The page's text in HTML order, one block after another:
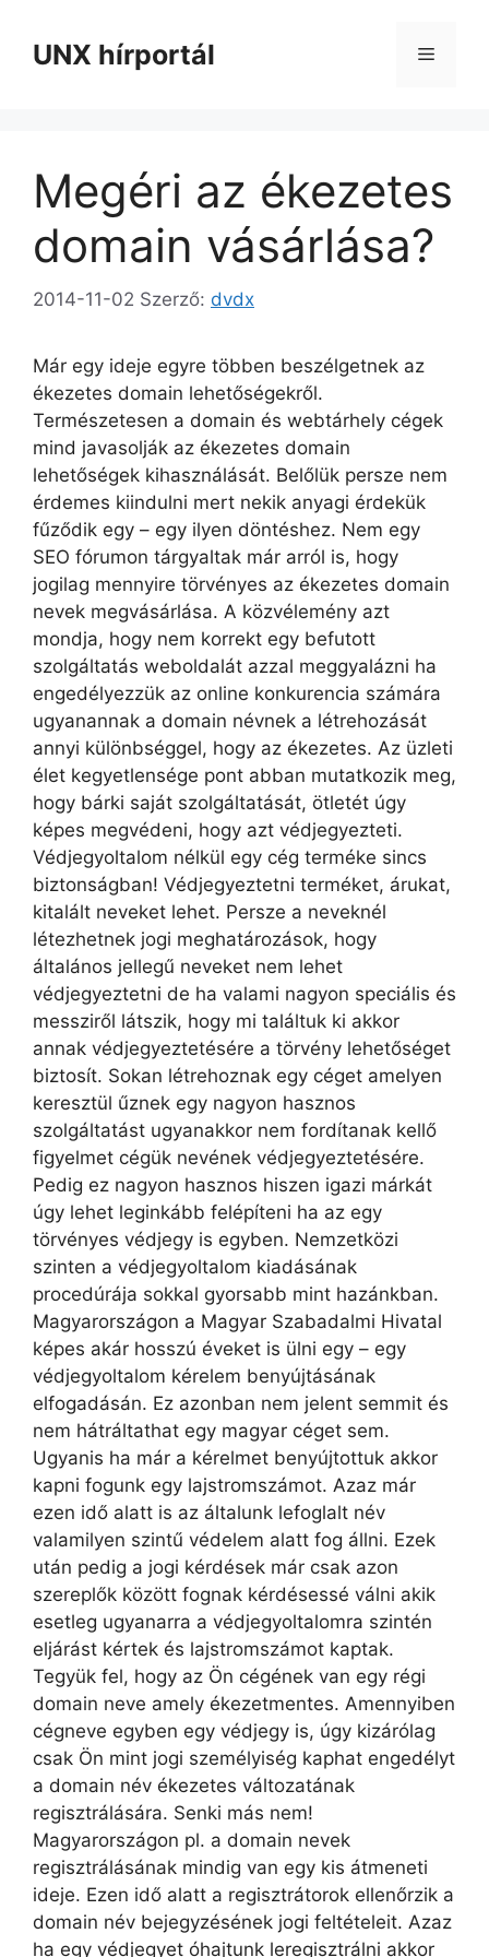
tartalomba
UNX hírportál Menü
Megéri az ékezetes
domain vásárlása?
2014-11-02 Szerző: dvdx
Már egy ideje egyre többen beszélgetnek az
ékezetes domain lehetőségekről.
Természetesen a domain és webtárhely cégek
mind javasolják az ékezetes domain
lehetőségek kihasználását. Belőlük persze nem
érdemes kiindulni mert nekik anyagi érdekük
fűződik egy – egy ilyen döntéshez. Nem egy
SEO fórumon tárgyaltak már arról is, hogy
jogilag mennyire törvényes az ékezetes domain
nevek megvásárlása. A közvélemény azt
mondja, hogy nem korrekt egy befutott
szolgáltatás weboldalát azzal meggyalázni ha
engedélyezzük az online konkurencia számára
ugyanannak a domain névnek a létrehozását
annyi különbséggel, hogy az ékezetes. Az üzleti
élet kegyetlensége pont abban mutatkozik meg,
hogy bárki saját szolgáltatását, ötletét úgy
képes megvédeni, hogy azt védjegyezteti.
Védjegyoltalom nélkül egy cég terméke sincs
biztonságban! Védjegyeztetni terméket, árukat,
kitalált neveket lehet. Persze a neveknél
létezhetnek jogi meghatározások, hogy
általános jellegű neveket nem lehet
védjegyeztetni de ha valami nagyon speciális és
messziről látszik, hogy mi találtuk ki akkor
annak védjegyeztetésére a törvény lehetőséget
biztosít. Sokan létrehoznak egy céget amelyen
keresztül űznek egy nagyon hasznos
szolgáltatást ugyanakkor nem fordítanak kellő
figyelmet cégük nevének védjegyeztetésére.
Pedig ez nagyon hasznos hiszen igazi márkát
úgy lehet leginkább felépíteni ha az egy
törvényes védjegy is egyben. Nemzetközi
szinten a védjegyoltalom kiadásának
procedúrája sokkal gyorsabb mint hazánkban.
Magyarországon a Magyar Szabadalmi Hivatal
képes akár hosszú éveket is ülni egy – egy
védjegyoltalom kérelem benyújtásának
elfogadásán. Ez azonban nem jelent semmit és
nem hátráltathat egy magyar céget sem.
Ugyanis ha már a kérelmet benyújtottuk akkor
kapni fogunk egy lajstromszámot. Azaz már
ezen idő alatt is az általunk lefoglalt név
valamilyen szintű védelem alatt fog állni. Ezek
után pedig a jogi kérdések már csak azon
szereplők között fognak kérdésessé válni akik
esetleg ugyanarra a védjegyoltalomra szintén
eljárást kértek és lajstromszámot kaptak.
Tegyük fel, hogy az Ön cégének van egy régi
domain neve amely ékezetmentes. Amennyiben
cégneve egyben egy védjegy is, úgy kizárólag
csak Ön mint jogi személyiség kaphat engedélyt
a domain név ékezetes változatának
regisztrálására. Senki más nem!
Magyarországon pl. a domain nevek
regisztrálásának mindig van egy kis átmeneti
ideje. Ezen idő alatt a regisztrátorok ellenőrzik a
domain név bejegyzésének jogi feltételeit. Azaz
ha egy védjegyet óhajtunk leregisztrálni akkor